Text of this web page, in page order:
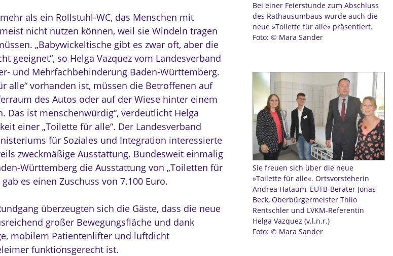
als ein Rollstuhl-WC, das Menschen mit
nicht nutzen können, weil sie Windeln tragen
„Babywickeltische gibt es zwar oft, aber die
geeignet“, so Helga Vazquez vom Landesverband
und Mehrfachbehinderung Baden-Württemberg.
alle“ vorhanden ist, müssen die Betroffenen auf
des Autos oder auf der Wiese hinter einem
Das ist menschenwürdig“, verdeutlicht Helga
einer „Toilette für alle“. Der Landesverband
für Soziales und Integration interessierte
zweckmäßige Ausstattung. Bundesweit einmalig
Württemberg die Ausstattung von „Toiletten für
es einen Zuschuss von 7.100 Euro.
überzeugten sich die Gäste, dass die neue
großer Bewegungsfläche und dank
mobilem Patientenlifter und luftdicht
funktionsgerecht ist.
Bei einer Feierstunde zum Abschluss
des Rathausumbaus wurde auch die
neue »Toilette für alle« präsentiert.
Foto: © Mara Sander
Sie freuen sich über die neue
»Toilette für alle«. Ortsvorsteherin
Andrea Hataum, EUTB-Berater Jonas
Beck, Oberbürgermeister Thilo
Rentschler und LVKM-Referentin
Helga Vazquez (v.l.n.r.)
Foto: © Mara Sander